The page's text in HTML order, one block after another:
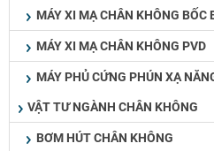
MÁY XI MẠ CHÂN KHÔNG BỐC
MÁY XI MẠ CHÂN KHÔNG PVD
MÁY PHỦ CỨNG PHÚN XẠ
VẬT TƯ NGÀNH CHÂN KHÔNG
BƠM HÚT CHÂN KHÔNG